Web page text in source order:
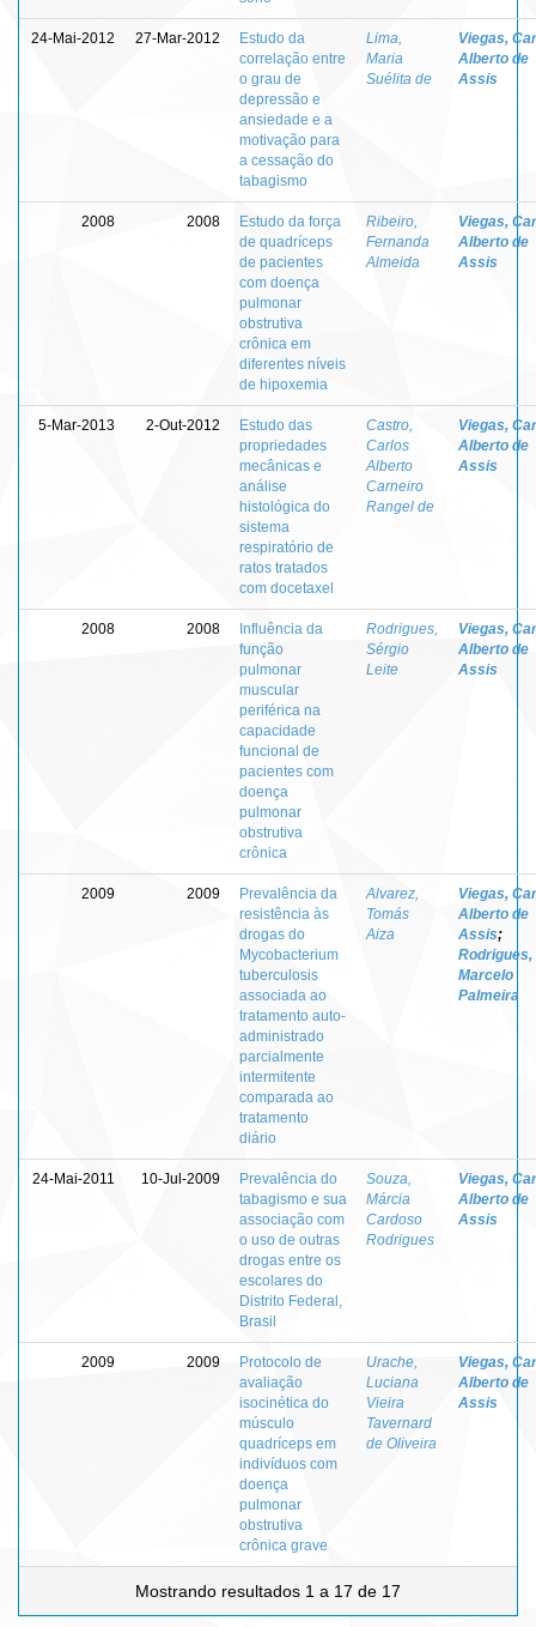
24-Mai-2012 27-Mar-2012
Estudo da
correlação entre
o grau de
depressão e
ansiedade e a
motivação para
a cessação do
tabagismo
Lima,
Maria
Suélita de
Viegas,
Alberto de
Assis
2008 2008
Estudo da força
de quadríceps
de pacientes
com doença
pulmonar
obstrutiva
crônica em
diferentes níveis
de hipoxemia
Ribeiro,
Fernanda
Almeida
Viegas,
Alberto de
Assis
5-Mar-2013 2-Out-2012
Estudo das
propriedades
mecânicas e
análise
histológica do
sistema
respiratório de
ratos tratados
com docetaxel
Castro,
Carlos
Alberto
Carneiro
Rangel de
Viegas,
Alberto de
Assis
2008 2008
Influência da
função
pulmonar
muscular
periférica na
capacidade
funcional de
pacientes com
doença
pulmonar
obstrutiva
crônica
Rodrigues,
Sérgio
Leite
Viegas,
Alberto de
Assis
2009 2009
Prevalência da
resistência às
drogas do
Mycobacterium
tuberculosis
associada ao
tratamento auto-
administrado
parcialmente
intermitente
comparada ao
tratamento
diário
Alvarez,
Tomás
Aiza
Viegas,
Alberto de
Assis;
Rodrigues,
Marcelo
Palmeira
24-Mai-2011 10-Jul-2009
Prevalência do
tabagismo e sua
associação com
o uso de outras
drogas entre os
escolares do
Distrito Federal,
Brasil
Souza,
Márcia
Cardoso
Rodrigues
Viegas,
Alberto de
Assis
2009 2009
Protocolo de
avaliação
isocinética do
músculo
quadríceps em
indivíduos com
doença
pulmonar
obstrutiva
crônica grave
Urache,
Luciana
Vieira
Tavernard
de Oliveira
Viegas,
Alberto de
Assis
Mostrando resultados 1 a 17 de 17